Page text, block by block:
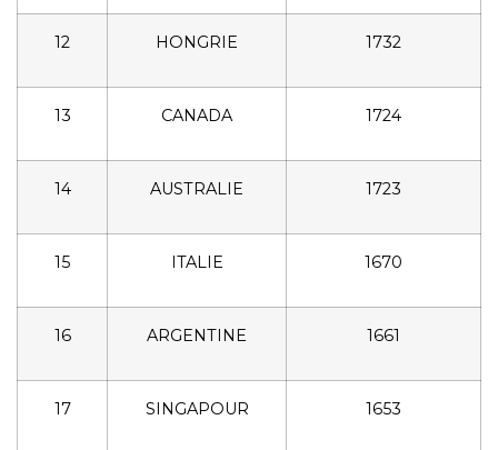
12 HONGRIE 1732
13 CANADA 1724
14 AUSTRALIE 1723
15 ITALIE 1670
16 ARGENTINE 1661
17 SINGAPOUR 1653